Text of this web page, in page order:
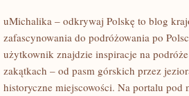
uMichalika – odkrywaj Polskę to blog
zafascynowania do podróżowania po
użytkownik znajdzie inspiracje na
zakątkach – od pasm górskich przez
historyczne miejscowości. Na portalu pod